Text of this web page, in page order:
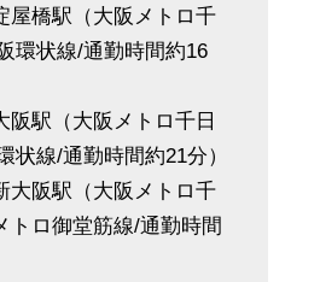
屋橋駅（大阪メトロ千
環状線/通勤時間約16
阪駅（大阪メトロ千日
状線/通勤時間約21分）
大阪駅（大阪メトロ千
トロ御堂筋線/通勤時間